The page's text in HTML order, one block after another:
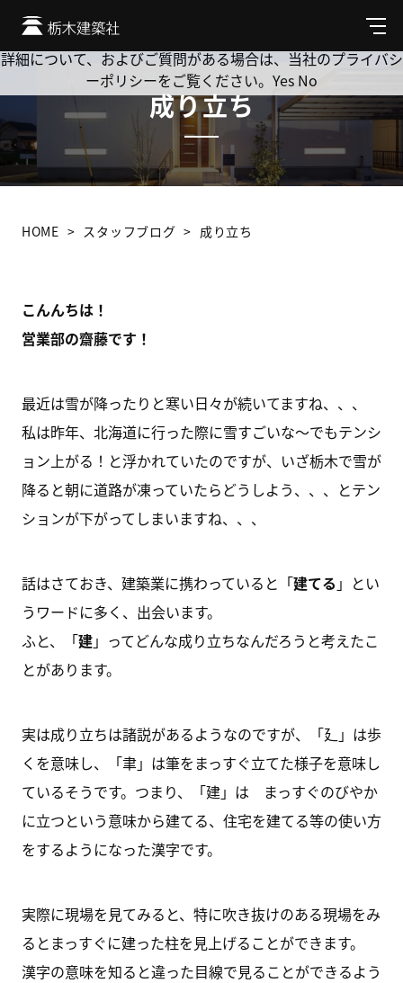
メ
ニ
ュ
成り立ち
HOME スタッフブログ 成り立ち
こんんちは！
営業部の齋藤です！
最近は雪が降ったりと寒い日々が続いてますね、、、
私は昨年、北海道に行った際に雪すごいな～でもテンシ
ョン上がる！と浮かれていたのですが、いざ栃木で雪が
降ると朝に道路が凍っていたらどうしよう、、、とテン
ションが下がってしまいますね、、、
話はさておき、建築業に携わっていると「建てる 」とい
うワードに多く、出会います。
ふと、「建」ってどんな成り立ちなんだろうと考えたこ
とがあります。
実は成り立ちは諸説があるようなのですが、「廴」は歩
くを意味し、「聿」は筆をまっすぐ立てた様子を意味し
ているそうです。つまり、「建」は まっすぐのびやか
に立つという意味から建てる、住宅を建てる等の使い方
をするようになった漢字です。
実際に現場を見てみると、特に吹き抜けのある現場をみ
るとまっすぐに建った柱を見上げることができます。
漢字の意味を知ると違った目線で見ることができるよう
Cookie を使用して、お客様の活動を追跡してもよろしいです
か? 当社ではお客様のプライバシーを極めて重視しています。
詳細について、およびご質問がある場合は、当社のプライバシ
ーポリシーをご覧ください。 Yes No